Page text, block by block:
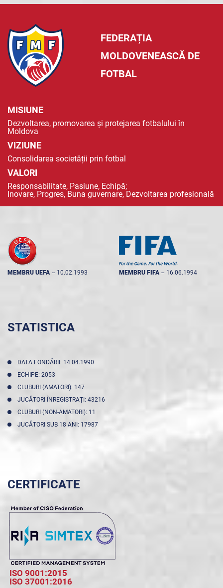
FEDERAȚIA
MOLDOVENEASCĂ DE
FOTBAL
MISIUNE
Dezvoltarea, promovarea și protejarea fotbalului în
Moldova
VIZIUNE
Consolidarea societății prin fotbal
VALORI
Responsabilitate, Pasiune, Echipă;
Inovare, Progres, Buna guvernare, Dezvoltarea profesională
MEMBRU UEFA -- 10.02.1993 MEMBRU FIFA -- 16.06.1994
STATISTICA
DATA FONDĂRII: 14.04.1990
ECHIPE: 2053
CLUBURI (AMATORI): 147
JUCĂTORI ÎNREGISTRAŢI: 43216
CLUBURI (NON-AMATORI): 11
JUCĂTORI SUB 18 ANI: 17987
CERTIFICATE
ISO 9001:2015
ISO 37001:2016